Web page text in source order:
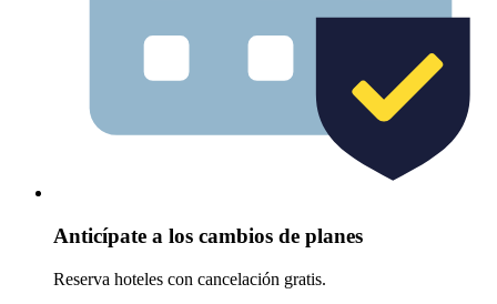
Anticípate a los cambios de planes
Reserva hoteles con cancelación gratis.